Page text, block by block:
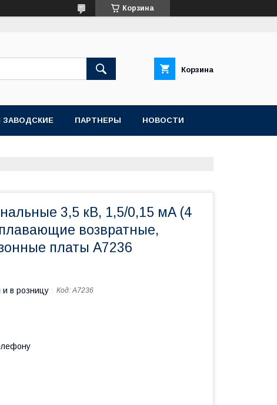
Корзина
Корзина
ПАРТНЕРЫ НОВОСТИ
3,5 кВ, 1,5/0,15 мА (4
возвратные,
платы A7236
в розницу Код:A7236